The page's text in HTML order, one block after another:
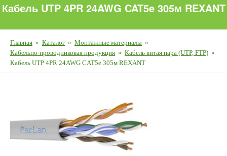
Кабель UTP 4PR 24AWG CAT5e 305м REXANT
Главная » Каталог » Монтажные материалы »
Кабельно-проводниковая продукция » Кабель витая пара (UTP, FTP) »
Кабель UTP 4PR 24AWG CAT5e 305м REXANT